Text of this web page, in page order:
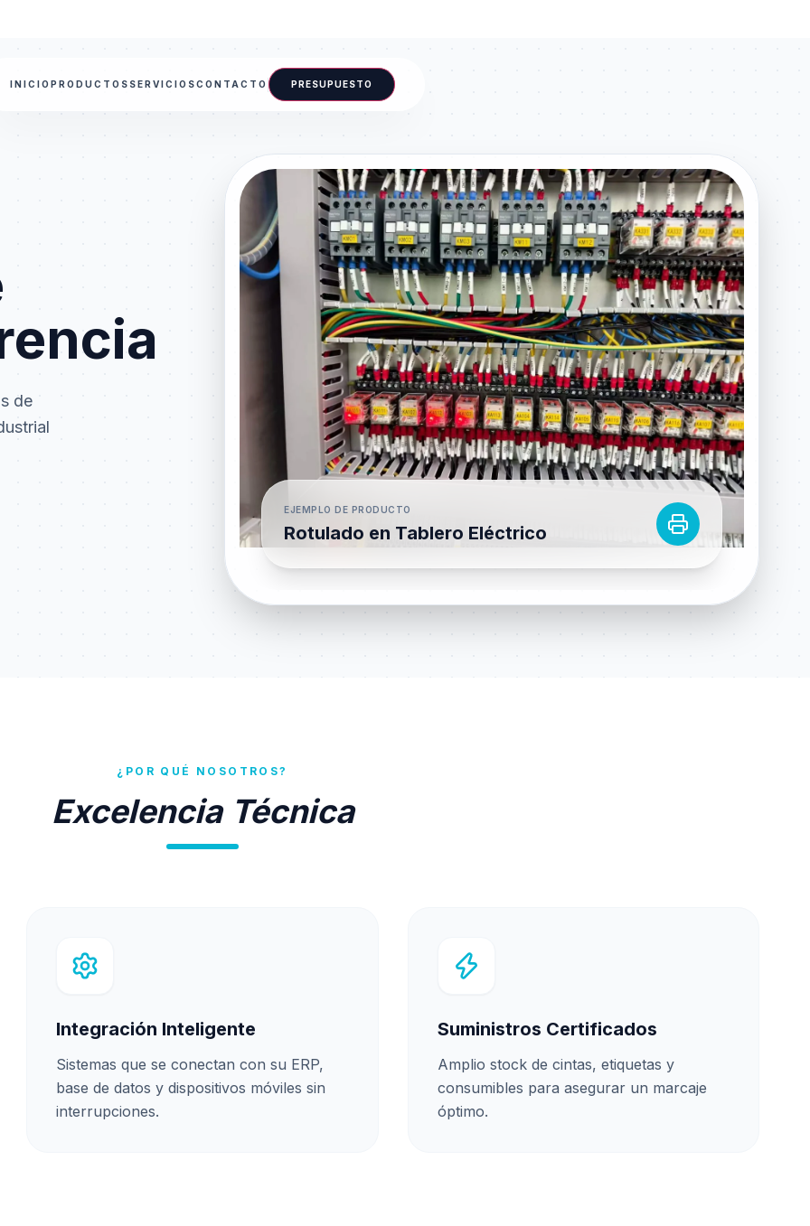
INICIO PRODUCTOS SERVICIOSCONTACTO PRESUPUESTO
de
EJEMPLO DE PRODUCTO
Rotulado en Tablero Eléctrico
¿POR QUÉ NOSOTROS?
Excelencia Técnica
Integración Inteligente
Sistemas que se conectan con su ERP,
base de datos y dispositivos móviles sin
interrupciones.
Suministros Certificados
Amplio stock de cintas, etiquetas y
consumibles para asegurar un marcaje
óptimo.